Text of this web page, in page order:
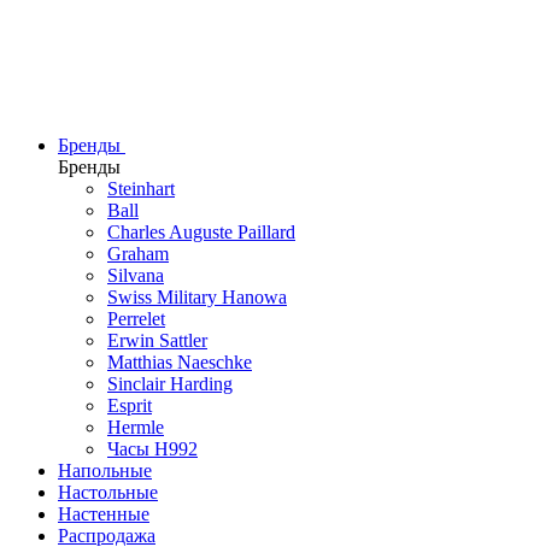
Бренды
Бренды
Steinhart
Ball
Charles Auguste Paillard
Graham
Silvana
Swiss Military Hanowa
Perrelet
Erwin Sattler
Matthias Naeschke
Sinclair Harding
Esprit
Hermle
Часы H992
Напольные
Настольные
Настенные
Распродажа